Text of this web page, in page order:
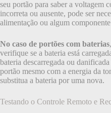
seu portão para saber a voltagem
incorreta ou ausente, pode ser
alimentação ou algum
No caso de portões com baterias
verifique se a bateria está
bateria descarregada ou
portão mesmo com a energia da
substitua a bateria por uma nova.
Testando o Controle Remoto e